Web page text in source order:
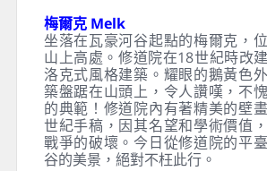
梅爾克 Melk
坐落在瓦豪河谷起點的梅爾克，
山上高處。修道院在18世紀時改
洛克式風格建築。耀眼的鵝黃色
築盤踞在山頭上，令人讚嘆，不
的典範！修道院內有著精美的壁
世紀手稿，因其名望和學術價值
戰爭的破壞。今日從修道院的平
谷的美景，絕對不枉此行。